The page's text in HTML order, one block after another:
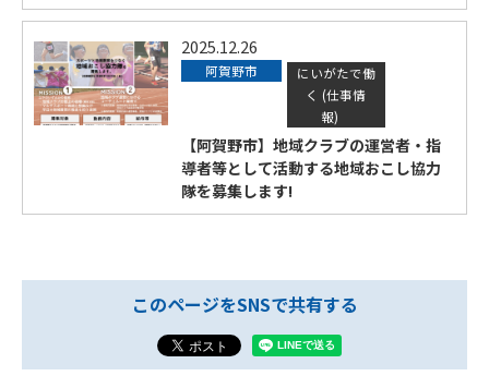
2025.12.26
阿賀野市
にいがたで働
く (仕事情
報)
【阿賀野市】地域クラブの運営者・指
導者等として活動する地域おこし協力
隊を募集します!
このページをSNSで共有する